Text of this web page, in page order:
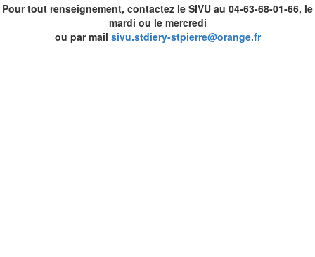
Pour tout renseignement, contactez le SIVU au 04-63-68-01-66, le
mardi ou le mercredi
ou par mail sivu.stdiery-stpierre@orange.fr